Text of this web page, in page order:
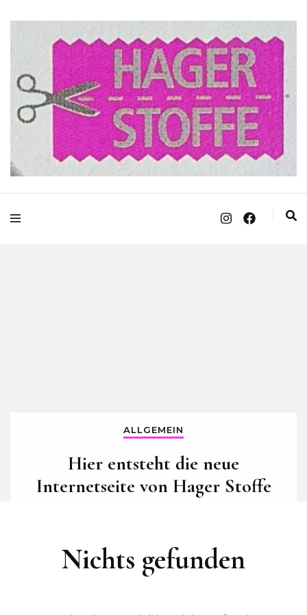
Hager Stoffe
ALLGEMEIN
Hier entsteht die neue
Internetseite von Hager Stoffe
Nichts gefunden